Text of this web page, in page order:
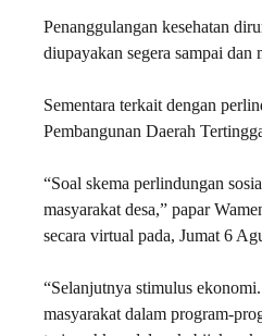
Penanggulangan kesehatan
diupayakan segera sampai
Sementara terkait dengan
Pembangunan Daerah
“Soal skema perlindungan
masyarakat desa,” papar
secara virtual pada, Jumat 6
“Selanjutnya stimulus
masyarakat dalam program-